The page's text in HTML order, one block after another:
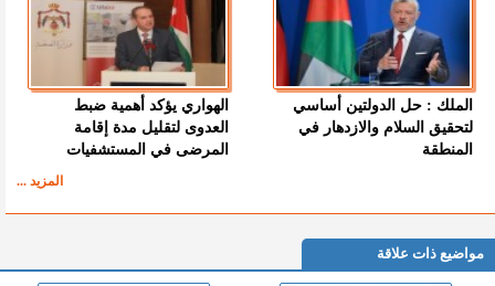
الملك : حل الدولتين أساسي
لتحقيق السلام والازدهار في
المنطقة
الهواري يؤكد أهمية ضبط
العدوى لتقليل مدة إقامة
المرضى في المستشفيات
المزيد ...
مواضيع ذات علاقة